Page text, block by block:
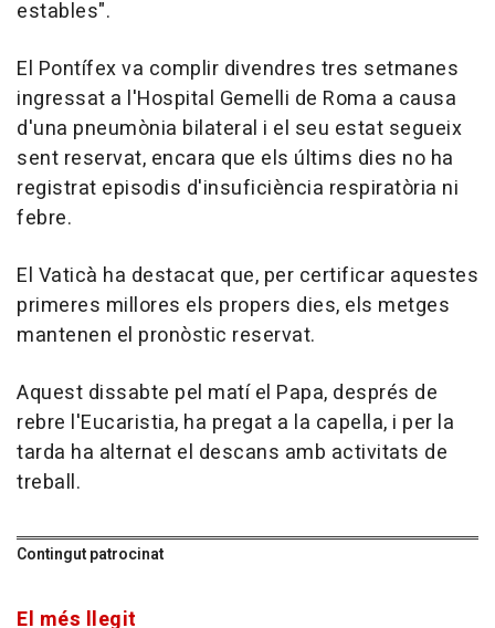
estables".
El Pontífex va complir divendres tres setmanes
ingressat a l'Hospital Gemelli de Roma a causa
d'una pneumònia bilateral i el seu estat segueix
sent reservat, encara que els últims dies no ha
registrat episodis d'insuficiència respiratòria ni
febre.
El Vaticà ha destacat que, per certificar aquestes
primeres millores els propers dies, els metges
mantenen el pronòstic reservat.
Aquest dissabte pel matí el Papa, després de
rebre l'Eucaristia, ha pregat a la capella, i per la
tarda ha alternat el descans amb activitats de
treball.
Contingut patrocinat
El més llegit